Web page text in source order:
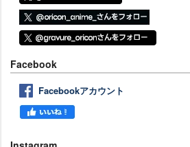
Facebook
Facebookアカウント